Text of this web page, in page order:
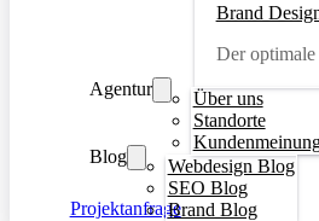
Brand
Der
Agentur
Über uns
Standorte
Blog
Webdesign Blog
SEO Blog
Brand Blog
Projektanfrage